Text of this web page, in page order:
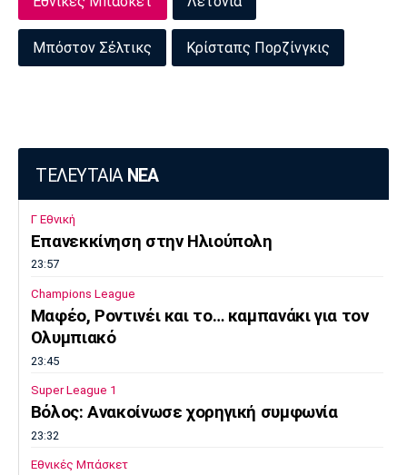
Πόρτο Μπενφίκα
Μπόστον Σέλτικς Κρίσταπς Πορζίνγκις
ΤΕΛΕΥΤΑΙΑ ΝΕΑ
Γ Εθνική
Επανεκκίνηση στην Ηλιούπολη
23:57
Champions League
Μαφέο, Ροντινέι και το… καμπανάκι για τον
Ολυμπιακό
23:45
Super League 1
Βόλος: Ανακοίνωσε χορηγική συμφωνία
23:32
Εθνικές Μπάσκετ